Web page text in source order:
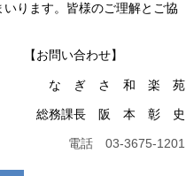
ります。皆様のご理解とご協
【お問い合わせ】
な ぎ さ 和 楽 苑
総務課長 阪 本 彰 史
電話 03-3675-1201